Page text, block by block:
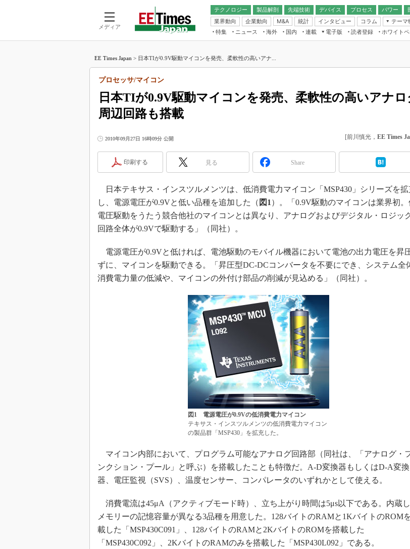
メディア
テクノロジー 製品解剖
先端技術
電池／エネルギー
デバイス
アナログ
マイコン
プロセス パワー
無線
業界動向
企業動向 M&A 統計 インタビュー コラム
テーマ
フィジカルAI
読者調査（EE Times Research）
エレクトロニクス入門（EDN
Japan）
特集 ニュース 海外 国内
連載
福田昭のデバイス通信
大山聡の業界スコープ
世界を「数字」で回してみよう
踊るバズワード ～Behind the
この10年で起こったこと、次の10年
で起こること
製品分解で探るアジアの新トレンド
光伝送技術を知る
改革、執念の180日
イノベーションは日本を救うのか
JASA発IoT通信
IHSアナリスト「未来展望」
「英語に愛されないエンジニア」の
ための新行動論
電子版
電子ブックレット
読者登録 ホワイト
EE Times Japan > 日本TIが0.9V駆動マイコンを発売、柔軟性の高いアナ...
日本TIが0.9V駆動マイコンを発売、柔軟性の高いアナロ
周辺回路も搭載
プロセッサ/マイコン
2010年09月27日 16時09分 公開 [前川慎光， EE Times
印刷する 見る Share
日本テキサス・インスツルメンツは、低消費電力マイコン「MSP430」シリーズを拡
し、電源電圧が0.9Vと低い品種を追加した（ 図1 ）。「0.9V駆動のマイコンは業界初。
電圧駆動をうたう競合他社のマイコンとは異なり、アナログおよびデジタル・ロジッ
回路全体が0.9Vで駆動する」（同社）。
電源電圧が0.9Vと低ければ、電池駆動のモバイル機器において電池の出力電圧を昇
ずに、マイコンを駆動できる。「昇圧型DC-DCコンバータを不要にでき、システム全
消費電力量の低減や、マイコンの外付け部品の削減が見込める」（同社）。
図1 電源電圧が0.9Vの低消費電力マイコン
テキサス・インスツルメンツの低消費電力マイコン
の製品群「MSP430」を拡充した。
マイコン内部において、プログラム可能なアナログ回路部（同社は、「アナログ・
ンクション・プール」と呼ぶ）を搭載したことも特徴だ。A-D変換器もしくはD-A変換
器、電圧監視（SVS）、温度センサー、コンパレータのいずれかとして使える。
消費電流は45μA（アクティブモード時）、立ち上がり時間は5μs以下である。内蔵
メモリーの記憶容量が異なる3品種を用意した。128バイトのRAMと1KバイトのROM
載した「MSP430C091」、128バイトのRAMと2KバイトのROMを搭載した
「MSP430C092」、2KバイトのRAMのみを搭載した「MSP430L092」である。